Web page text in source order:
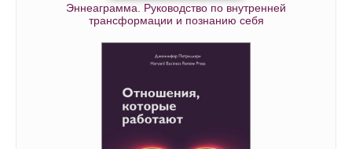
Эннеаграмма. Руководство по внутренней
трансформации и познанию себя